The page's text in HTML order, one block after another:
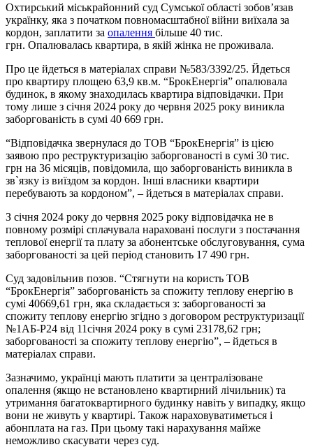
Охтирський міськрайонний суд Сумської області зобов’язав
українку, яка з початком повномасштабної війни виїхала за
кордон, заплатити за опалення більше 40 тис.
грн. Опалювалась квартира, в якій жінка не проживала.
Про це йдеться в матеріалах справи №583/3392/25. Йдеться
про квартиру площею 63,9 кв.м. “БрокЕнергія” опалювала
будинок, в якому знаходилась квартира відповідачки. При
тому лише з січня 2024 року до червня 2025 року виникла
заборгованість в сумі 40 669 грн.
“Відповідачка звернулася до ТОВ “БрокЕнергія” із цією
заявою про реструктуризацію заборгованості в сумі 30 тис.
грн на 36 місяців, повідомила, що заборгованість виникла в
зв`язку із виїздом за кордон. Інші власники квартири
перебувають за кордоном”, – йдеться в матеріалах справи.
З січня 2024 року до червня 2025 року відповідачка не в
повному розмірі сплачувала нараховані послуги з постачання
теплової енергії та плату за абонентське обслуговування, сума
заборгованості за цей період становить 17 490 грн.
Суд задовільнив позов. “Стягнути на користь ТОВ
“БрокЕнергія” заборгованість за спожиту теплову енергію в
сумі 40669,61 грн, яка складається з: заборгованості за
спожиту теплову енергію згідно з договором реструктуризації
№1AБ-Р24 від 11січня 2024 року в сумі 23178,62 грн;
заборгованості за спожиту теплову енергію”, – йдеться в
матеріалах справи.
Зазначимо, українці мають платити за централізоване
опалення (якщо не встановлено квартирний лічильник) та
утримання багатоквартирного будинку навіть у випадку, якщо
вони не живуть у квартирі. Також нараховуватиметься і
абонплата на газ. При цьому такі нарахування майже
неможливо скасувати через суд.